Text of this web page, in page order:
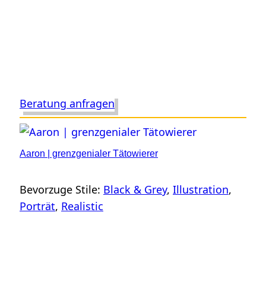
Beratung anfragen
Aaron | grenzgenialer Tätowierer
Bevorzuge Stile: Black & Grey, Illustration
Porträt, Realistic